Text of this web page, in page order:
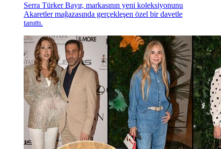
Serra Türker Bayır, markasının yeni koleksiyonunu
Akaretler mağazasında gerçekleşen özel bir davetle
tanıttı.